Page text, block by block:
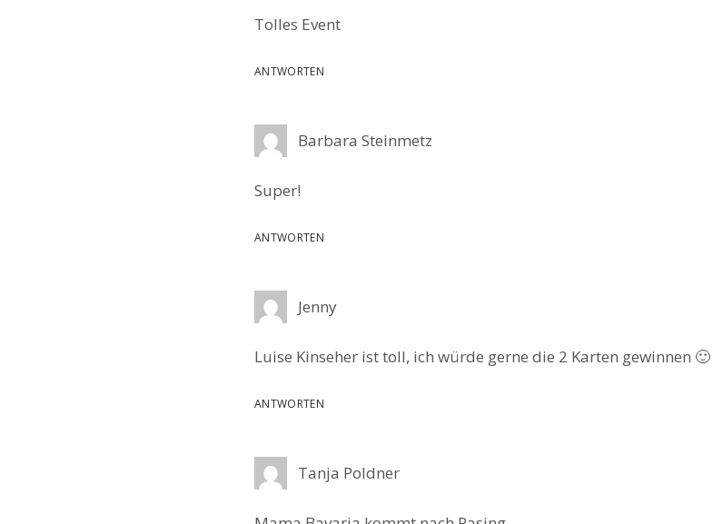
Tolles Event
ANTWORTEN
Barbara Steinmetz
Super!
ANTWORTEN
Jenny
Luise Kinseher ist toll, ich würde gerne die 2 Karten gewinnen 🙂
ANTWORTEN
Tanja Poldner